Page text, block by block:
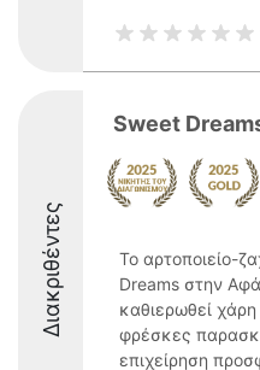
Διακριθέντες
Sweet
Το αρτοποιείο-
Dreams στην
καθιερωθεί
φρέσκες
επιχείρηση